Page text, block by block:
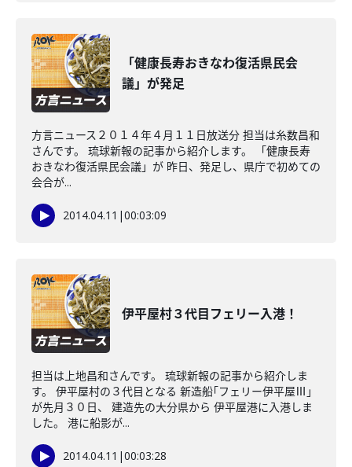
「健康長寿おきなわ復活県民会
議」が発足
方言ニュース２０１４年４月１１日放送分 担当は糸数昌和
さんです。 琉球新報の記事から紹介します。 「健康長寿
おきなわ復活県民会議」が 昨日、発足し、県庁で初めての
会合が...
2014.04.11 |00:03:09
伊平屋村３代目フェリー入港！
担当は上地昌和さんです。 琉球新報の記事から紹介しま
す。 伊平屋村の３代目となる 新造船｢フェリー伊平屋Ⅲ｣
が先月３０日、 建造先の大分県から 伊平屋港に入港しま
した。 港に船影が...
2014.04.11 |00:03:28